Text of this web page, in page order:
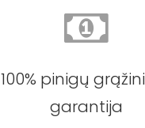
100% pinigų
garantija